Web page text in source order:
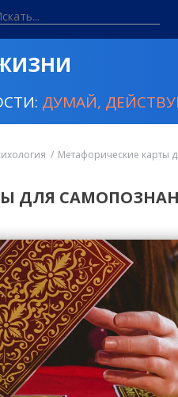
ДУМАЙ,
Метафорические карты
ДЛЯ